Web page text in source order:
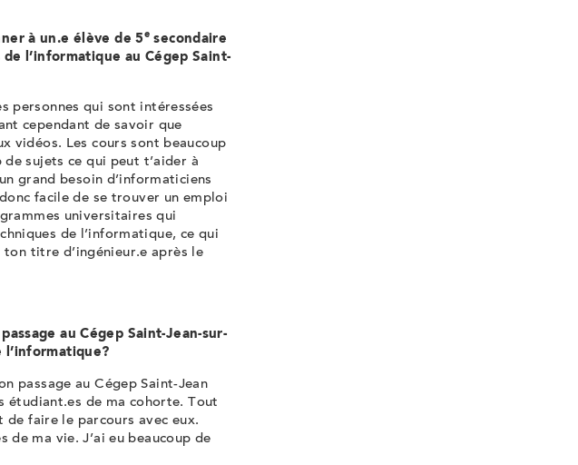
à un.e élève de 5e secondaire
de l’informatique au Cégep Saint-
personnes qui sont intéressées
cependant de savoir que
vidéos. Les cours sont beaucoup
sujets ce qui peut t’aider à
grand besoin d’informaticiens
facile de se trouver un emploi
universitaires qui
de l’informatique, ce qui
titre d’ingénieur.e après le
au Cégep Saint-Jean-sur-
l’informatique?
passage au Cégep Saint-Jean
étudiant.es de ma cohorte. Tout
faire le parcours avec eux.
de ma vie. J’ai eu beaucoup de